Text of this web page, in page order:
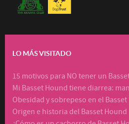
LO MÁS VISITADO
15 motivos para NO tener un
Mi Basset Hound tiene diarrea:
Obesidad y sobrepeso en el
Origen e historia del Basset Hound